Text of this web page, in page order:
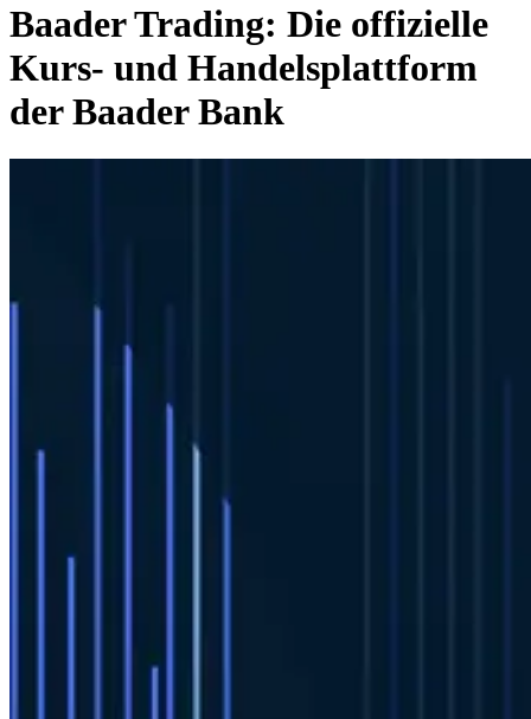
Baader Trading: Die offizielle
Kurs- und Handelsplattform
der Baader Bank